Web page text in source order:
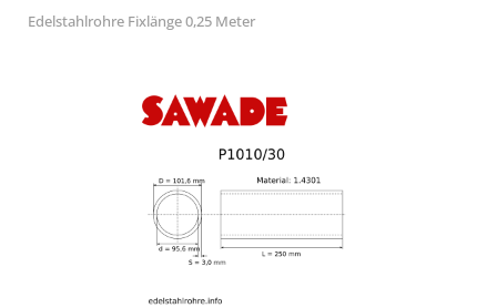
Edelstahlrohre Fixlänge 0,25 Meter